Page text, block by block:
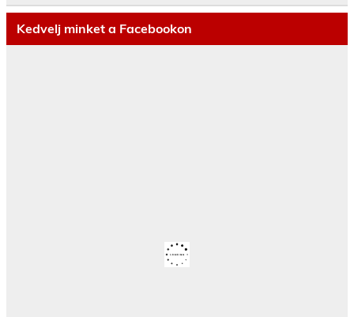
Kedvelj minket a Facebookon